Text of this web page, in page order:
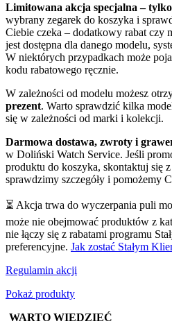
Limitowana akcja specjalna –
wybrany zegarek do koszyka i
Ciebie czeka – dodatkowy rabat czy
jest dostępna dla danego modelu,
W niektórych przypadkach może
kodu rabatowego ręcznie.
W zależności od modelu możesz
prezent. Warto sprawdzić kilka
się w zależności od marki i kolekcji.
Darmowa dostawa, zwroty i
w Doliński Watch Service. Jeśli
produktu do koszyka, skontaktuj się
sprawdzimy szczegóły i pomożemy
⏳ Akcja trwa do wyczerpania puli
może nie obejmować produktów z
nie łączy się z rabatami programu
preferencyjne. Jak zostać Stałym
Regulamin akcji
Pokaż produkty
WARTO WIEDZIEĆ